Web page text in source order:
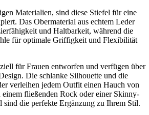
Materialien, sind diese Stiefel für eine
Das Obermaterial aus echtem Leder
und Haltbarkeit, während die
für optimale Griffigkeit und Flexibilität
für Frauen entworfen und verfügen über
Die schlanke Silhouette und die
verleihen jedem Outfit einen Hauch von
einem fließenden Rock oder einer Skinny-
sind die perfekte Ergänzung zu Ihrem Stil.